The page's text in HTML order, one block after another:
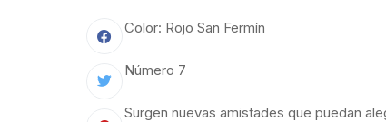
Color: Rojo San Fermín
Número 7
Surgen nuevas amistades que puedan